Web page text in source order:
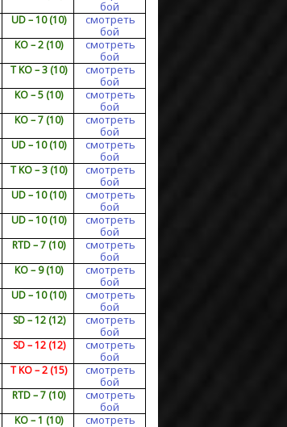
бой
UD – 10 (10)
смотреть
бой
KO – 2 (10)
смотреть
бой
T KO – 3 (10)
смотреть
бой
KO – 5 (10)
смотреть
бой
KO – 7 (10)
смотреть
бой
UD – 10 (10)
смотреть
бой
T KO – 3 (10)
смотреть
бой
UD – 10 (10)
смотреть
бой
UD – 10 (10)
смотреть
бой
RTD – 7 (10)
смотреть
бой
KO – 9 (10)
смотреть
бой
UD – 10 (10)
смотреть
бой
SD – 12 (12)
смотреть
бой
SD – 12 (12)
смотреть
бой
T KO – 2 (15)
смотреть
бой
RTD – 7 (10)
смотреть
бой
KO – 1 (10)
смотреть